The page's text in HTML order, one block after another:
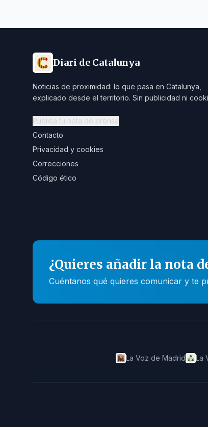
Diari de Catalunya
Noticias de proximidad: lo que pasa en Catalunya,
explicado desde el territorio. Sin publicidad ni
Publica tu nota de prensa
Contacto
Privacidad y cookies
Correcciones
Código ético
¿Quieres añadir la nota
Cuéntanos qué quieres comunicar y te
La Voz de Madrid La